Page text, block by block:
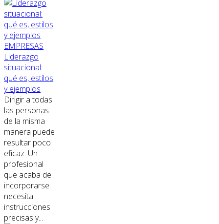
EMPRESAS
Liderazgo
situacional:
qué es, estilos
y ejemplos
Dirigir a todas
las personas
de la misma
manera puede
resultar poco
eficaz. Un
profesional
que acaba de
incorporarse
necesita
instrucciones
precisas y...